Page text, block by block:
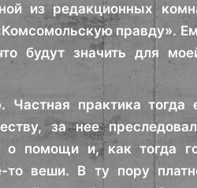
из редакционных
правду».
будут значить для
практика тогда
за нее
помощи и, как тогда
то веши. В ту пору